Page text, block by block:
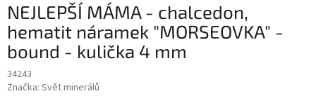
NEJLEPŠÍ MÁMA - chalcedon,
hematit náramek "MORSEOVKA" -
bound - kulička 4 mm
34243
Značka: Svět minerálů